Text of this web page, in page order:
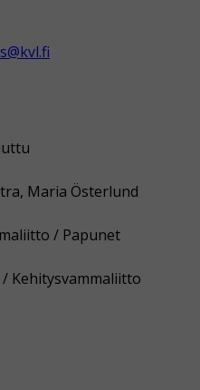
Maria Österlund
/ Papunet
Kehitysvammaliitto